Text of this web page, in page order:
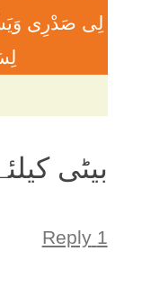
لِی صَدْرِی
بیٹی
1 Reply